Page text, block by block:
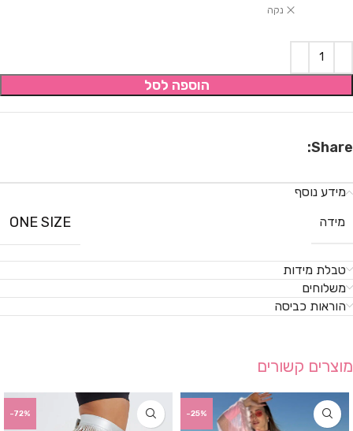
נקה
הוספה לסל
Share:
מידע נוסף
מידה
ONE SIZE
טבלת מידות
משלוחים
הוראות כביסה
מוצרים קשורים
-25%
-72%